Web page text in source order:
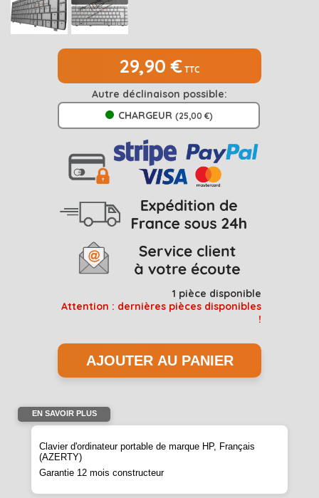
SONY
29,90 € TTC
Autre déclinaison possible:
CHARGEUR (25,00 €)
1 pièce disponible
Attention : dernières pièces disponibles
!
EN SAVOIR PLUS
Clavier d'ordinateur portable de marque HP, Français
(AZERTY)
Garantie 12 mois constructeur